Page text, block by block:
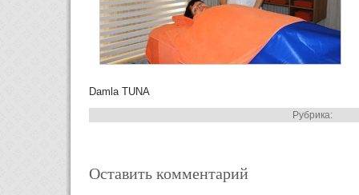
Damla TUNA
Рубрика:
Оставить комментарий